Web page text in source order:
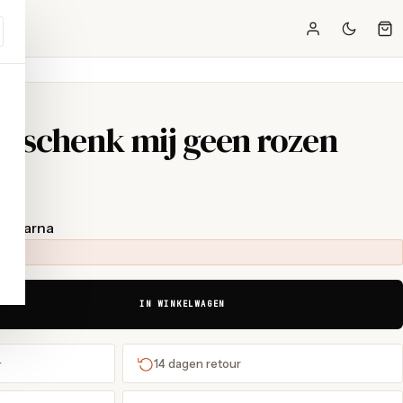
schenk mij geen rozen
Klarna
IN WINKELWAGEN
14 dagen retour